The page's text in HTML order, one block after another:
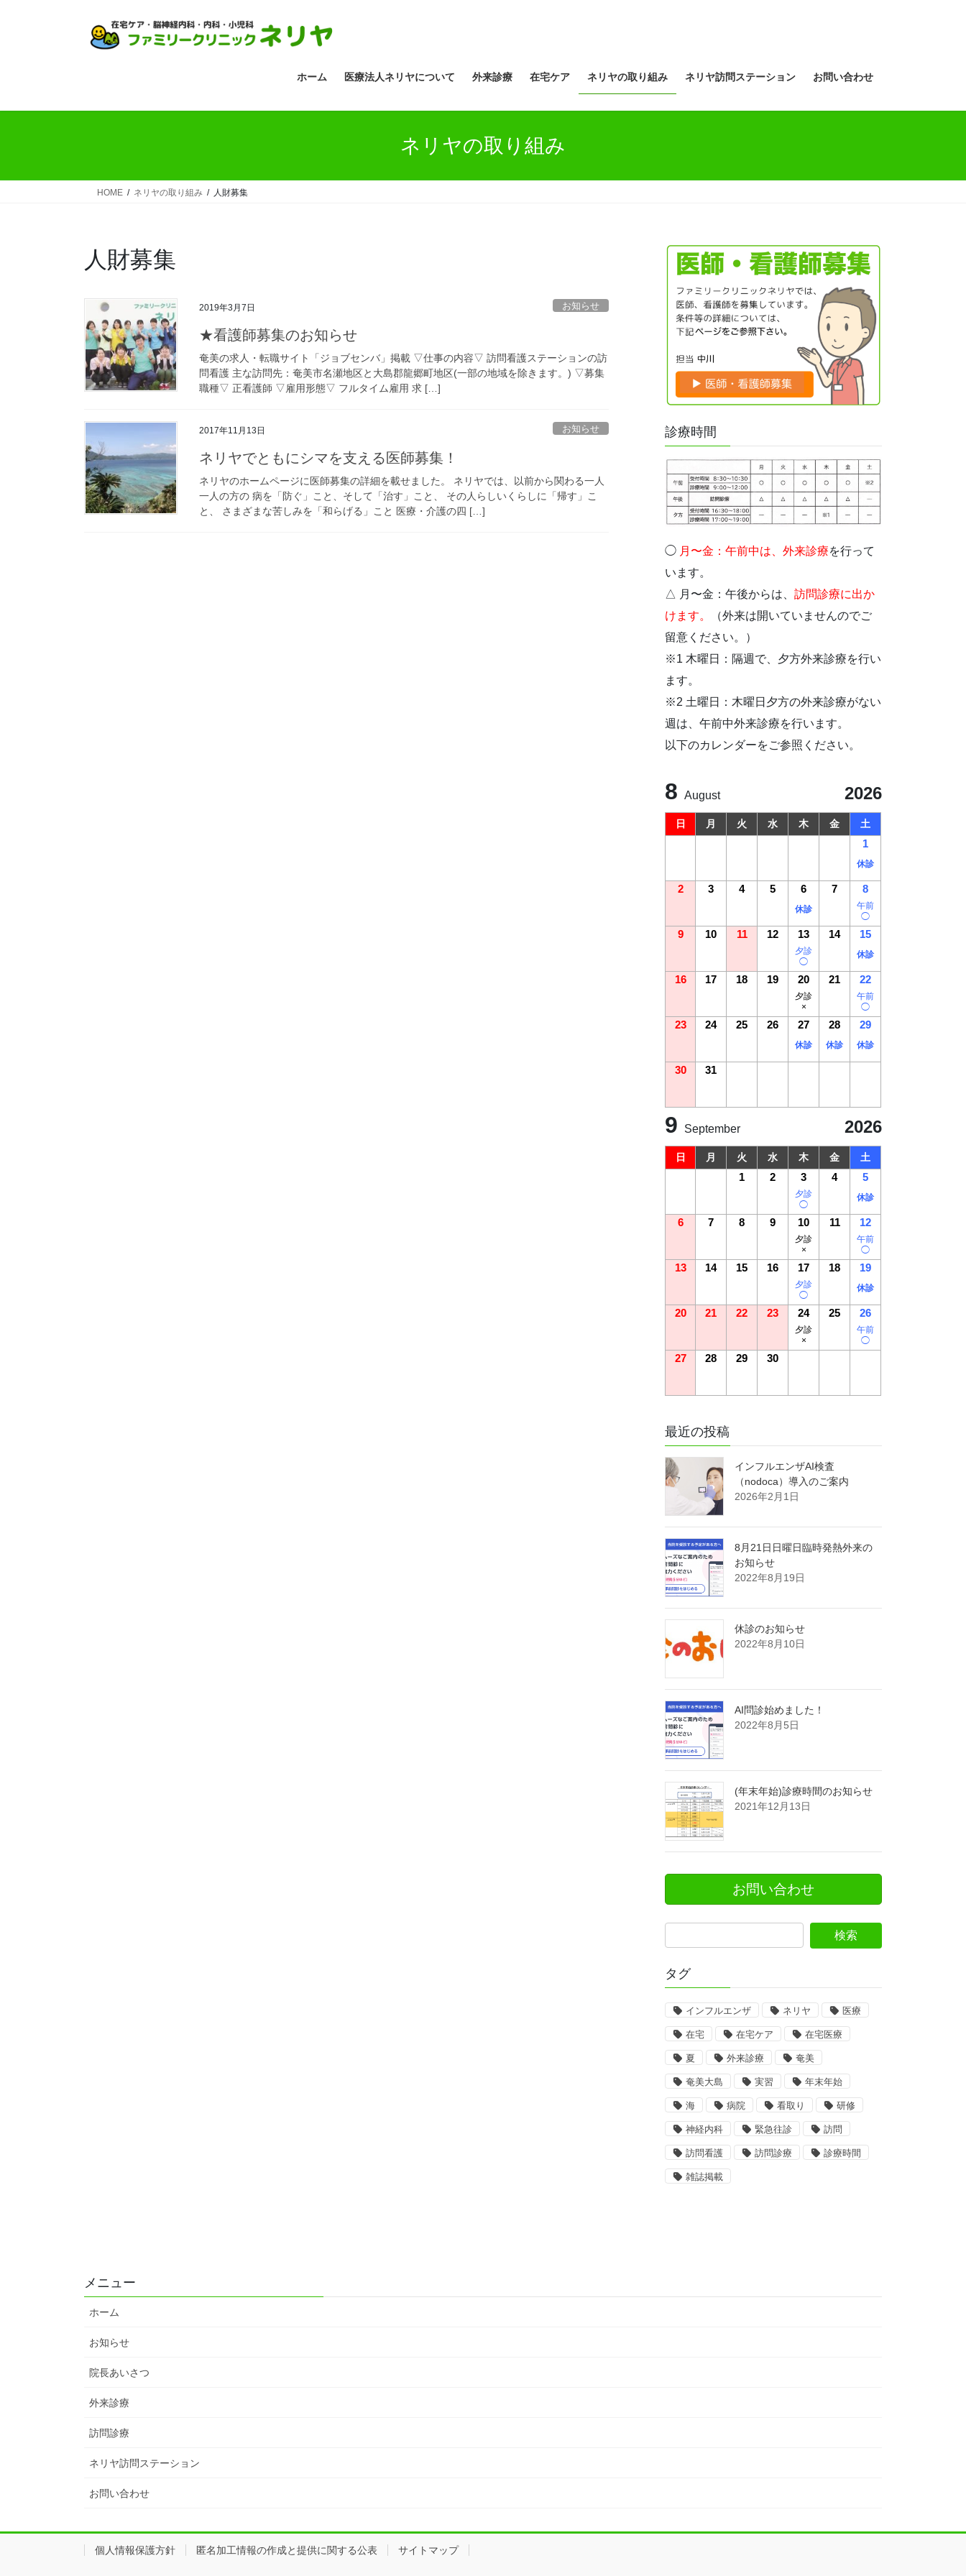
ス
ン
ホーム 医療法人ネリヤについて 外来診療 在宅ケア ネリヤの取り組み ネリヤ訪問ステーション お問い合わせ
ネリヤの取り組み
HOME ネリヤの取り組み 人財募集
人財募集
2019年3月7日 お知らせ
★看護師募集のお知らせ
奄美の求人・転職サイト「ジョブセンバ」掲載 ▽仕事の内容▽ 訪問看護ステーションの訪
問看護 主な訪問先：奄美市名瀬地区と大島郡龍郷町地区(一部の地域を除きます。) ▽募集
職種▽ 正看護師 ▽雇用形態▽ フルタイム雇用 求 […]
2017年11月13日 お知らせ
ネリヤでともにシマを支える医師募集！
ネリヤのホームページに医師募集の詳細を載せました。 ネリヤでは、以前から関わる一人
一人の方の 病を「防ぐ」こと、そして「治す」こと、 その人らしいくらしに「帰す」こ
と、 さまざまな苦しみを「和らげる」こと 医療・介護の四 […]
診療時間
◯ 月〜金：午前中は、外来診療を行って
います。
△ 月〜金：午後からは、訪問診療に出か
けます。
（外来は開いていませんのでご
留意ください。）
※1 木曜日：隔週で、夕方外来診療を行い
ます。
※2 土曜日：木曜日夕方の外来診療がない
週は、午前中外来診療を行います。
以下のカレンダーをご参照ください。
8August 2026
日 月 火 水 木 金 土
1
休診
2 3 4 5 6
休診
7 8
午前
◯
9 10 11 12 13
夕診
◯
14 15
休診
16 17 18 19 20
夕診
×
21 22
午前
◯
23 24 25 26 27
休診
28
休診
29
休診
30 31
9 September 2026
日 月 火 水 木 金 土
1 2 3
夕診
◯
4 5
休診
6 7 8 9 10
夕診
×
11 12
午前
◯
13 14 15 16 17
夕診
◯
18 19
休診
20 21 22 23 24
夕診
×
25 26
午前
◯
27 28 29 30
最近の投稿
インフルエンザAI検査
（nodoca）導入のご案内
2026年2月1日
8月21日日曜日臨時発熱外来の
お知らせ
2022年8月19日
休診のお知らせ
2022年8月10日
AI問診始めました！
2022年8月5日
(年末年始)診療時間のお知らせ
2021年12月13日
お問い合わせ
タグ
インフルエンザ ネリヤ 医療
在宅 在宅ケア 在宅医療
夏 外来診療 奄美
奄美大島 実習 年末年始
海 病院 看取り 研修
神経内科 緊急往診 訪問
訪問看護 訪問診療 診療時間
雑誌掲載
メニュー
ホーム
お知らせ
院長あいさつ
外来診療
訪問診療
ネリヤ訪問ステーション
お問い合わせ
個人情報保護方針 匿名加工情報の作成と提供に関する公表 サイトマップ